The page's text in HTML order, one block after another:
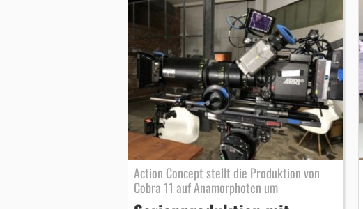
Action Concept stellt die Produktion von
Cobra 11 auf Anamorphoten um